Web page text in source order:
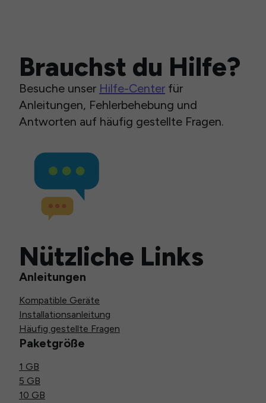
Brauchst du Hilfe?
Besuche unser Hilfe-Center für
Anleitungen, Fehlerbehebung und
Antworten auf häufig gestellte Fragen.
Nützliche Links
Anleitungen
Kompatible Geräte
Installationsanleitung
Häufig gestellte Fragen
Paketgröße
1 GB
5 GB
10 GB